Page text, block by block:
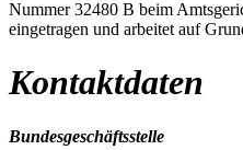
Nummer 32480 B beim
eingetragen und arbeitet auf
Kontaktdaten
Bundesgeschäftsstelle